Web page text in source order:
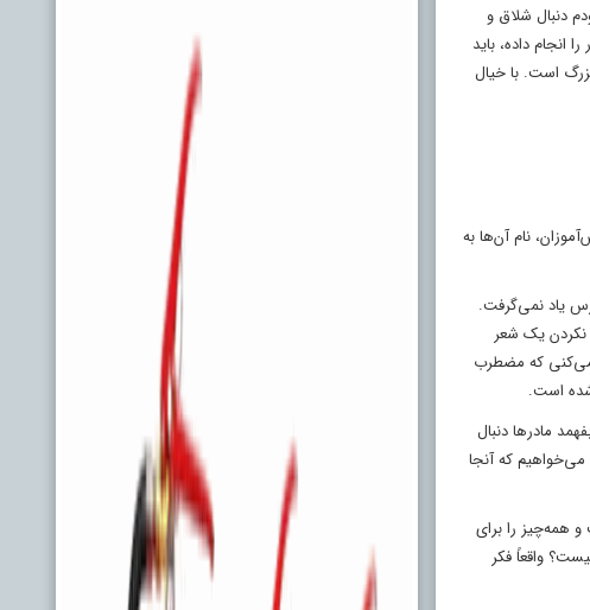
من گفته بودم دنبال شلاق و
باشد تا ۷۰ ضربه شلاق دارد. حالا که با ۹-۸ دانش‌آموز این کار را انجام داده، باید
است. با خیال
نام آن‌ها به
یاد نمی‌گرفت.
نکردن یک شعر
می‌کنی که مضطرب
است.
مادرها دنبال
که آنجا
و همه‌چیز را برای
واقعاً فکر